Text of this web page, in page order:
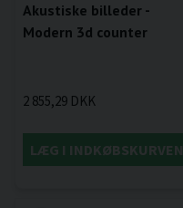
Akustiske billeder -
Modern 3d counter
2 855,29 DKK
LÆG I INDKØBSKURVEN